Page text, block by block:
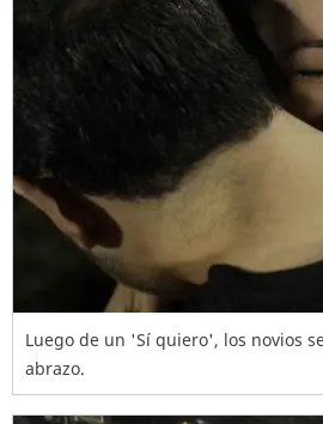
Luego de un 'Sí quiero', los novios
abrazo.